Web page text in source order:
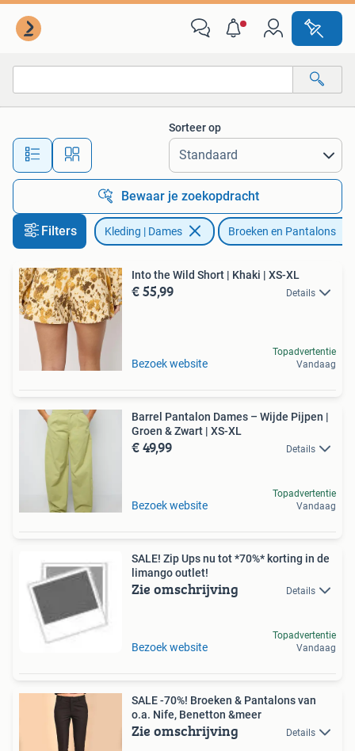
Alle afstanden…
Sorteer op
Bewaar je zoekopdracht
Filters Kleding | Dames Broeken en Pantalons
Into the Wild Short | Khaki | XS-XL
€ 55,99 Details
Bezoek website
Topadvertentie
Vandaag
Barrel Pantalon Dames – Wijde Pijpen |
Groen & Zwart | XS-XL
€ 49,99 Details
Bezoek website
Topadvertentie
Vandaag
SALE! Zip Ups nu tot *70%* korting in de
limango outlet!
Zie omschrijving Details
Bezoek website
Topadvertentie
Vandaag
SALE -70%! Broeken & Pantalons van
o.a. Nife, Benetton &meer
Zie omschrijving Details